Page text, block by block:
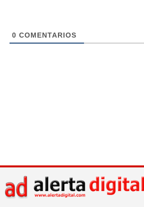
0 COMENTARIOS